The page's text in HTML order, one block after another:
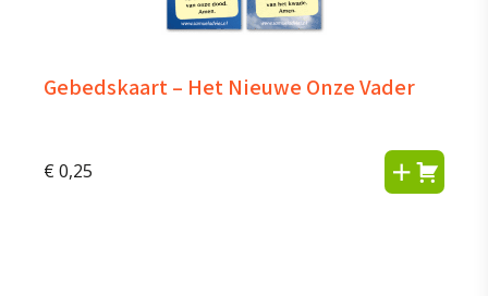
Gebedskaart – Het Nieuwe Onze Vader
€ 0,25